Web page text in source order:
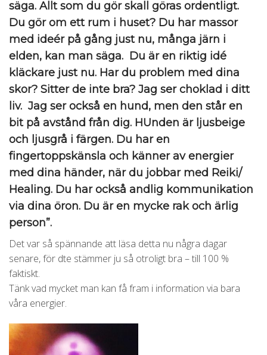
säga. Allt som du gör skall göras ordentligt.
Du gör om ett rum i huset? Du har massor
med ideér på gång just nu, många järn i
elden, kan man säga. Du är en riktig idé
kläckare just nu. Har du problem med dina
skor? Sitter de inte bra? Jag ser choklad i ditt
liv. Jag ser också en hund, men den står en
bit på avstånd från dig. HUnden är ljusbeige
och ljusgrå i färgen. Du har en
fingertoppskänsla och känner av energier
med dina händer, när du jobbar med Reiki/
Healing. Du har också andlig kommunikation
via dina öron. Du är en mycke rak och ärlig
person”.
Det var så spännande att läsa detta nu några dagar
senare, för dte stämmer ju så otroligt bra – till 100 %
faktiskt.
Tänk vad mycket man kan få fram i information via bara
våra energier.